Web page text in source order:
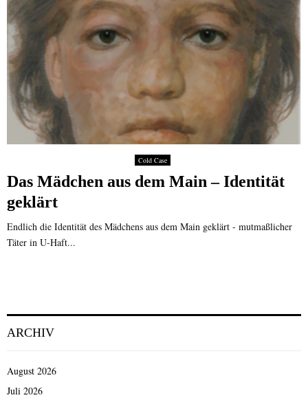
Cold Case
Das Mädchen aus dem Main – Identität
geklärt
Endlich die Identität des Mädchens aus dem Main geklärt - mutmaßlicher
Täter in U-Haft...
ARCHIV
August 2026
Juli 2026